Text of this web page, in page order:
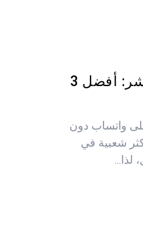
كيفية تتبع موقع واتساب المباشر: أفضل 3
واتساب دون
شعبية في
لذا...